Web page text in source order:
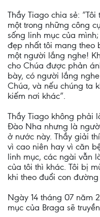
Thầy Tiago chia sẻ:
một trong những công
sống linh mục của
đẹp nhất tôi mang theo
một người lắng nghe!
cho Chúa được phản
bày, có người lắng
Chúa, và nếu chúng ta
kiếm nơi khác”.
Thầy Tiago không phải
Ðào Nha nhưng là
ở nước này. Thầy giải
vì cao niên hay vì căn
linh mục, các ngài vẫn
của tôi thì khác. Tôi bị
khi theo đuổi con
Ngày 14 tháng 07 năm
mục của Braga sẽ